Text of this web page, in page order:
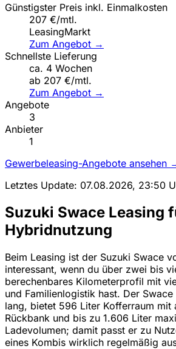
Günstigster Preis inkl. Einmalkosten
207 €/mtl.
LeasingMarkt
Zum Angebot →
Schnellste Lieferung
ca. 4 Wochen
ab 207 €/mtl.
Zum Angebot →
Angebote
3
Anbieter
1
Gewerbeleasing-Angebote ansehen
Letztes Update: 07.08.2026, 23:50
Suzuki Swace Leasing
Hybridnutzung
Beim Leasing ist der Suzuki Swace
interessant, wenn du über zwei bis
berechenbares Kilometerprofil mit
und Familienlogistik hast. Der
lang, bietet 596 Liter Kofferraum mit
Rückbank und bis zu 1.606 Liter
Ladevolumen; damit passt er zu
eines Kombis wirklich regelmäßig